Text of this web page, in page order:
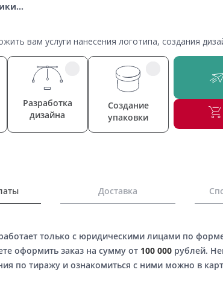
вам услуги нанесения логотипа, создания
Разработка
дизайна
Создание
упаковки
Доставка
только с юридическими лицами по
оформить заказ на сумму от 100 000рублей.
по тиражу и ознакомиться с ними можно в